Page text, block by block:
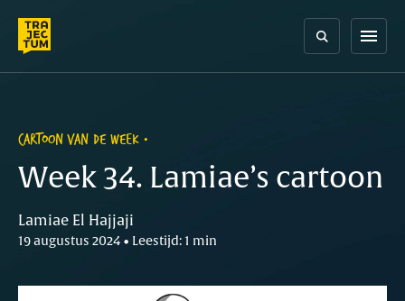
content
menu
CARTOON VAN DE WEEK
Week 34. Lamiae’s cartoon
Lamiae El Hajjaji
19 augustus 2024 • Leestijd: 1 min